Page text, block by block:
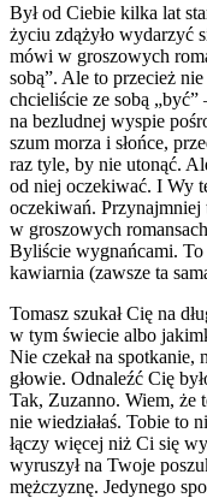
Był od Ciebie kilka lat
życiu zdążyło wydarzyć
mówi w groszowych
sobą”. Ale to przecież
chcieliście ze sobą
na bezludnej wyspie
szum morza i słońce,
raz tyle, by nie utonąć.
od niej oczekiwać. I Wy
oczekiwań. Przynajmniej
w groszowych
Byliście wygnańcami.
kawiarnia (zawsze ta
Tomasz szukał Cię na
w tym świecie albo
Nie czekał na spotkanie,
głowie. Odnaleźć Cię
Tak, Zuzanno. Wiem, że
nie wiedziałaś. Tobie to
łączy więcej niż Ci się
wyruszył na Twoje
mężczyznę. Jedynego